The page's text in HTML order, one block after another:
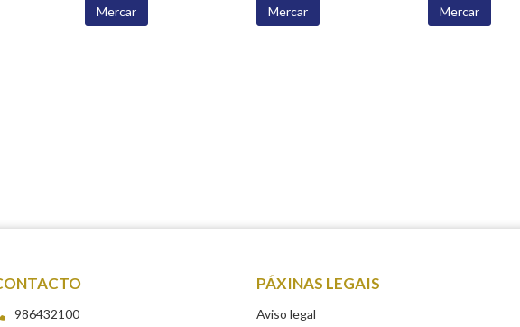
Mercar
XACOBEA 2016-
2024
Mercar Mercar
986432100
PÁXINAS LEGAIS
Aviso legal